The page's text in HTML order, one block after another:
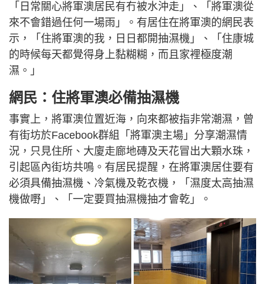
「日常關心將軍澳居民有冇被水沖走」、「將軍澳從
來不會錯過任何一場雨」。有居住在將軍澳的網民表
示，「住將軍澳的我，日日都開抽濕機」、「住康城
的時候每天都覺得身上黏糊糊，而且家裡極度潮
濕。」
網民：住將軍澳必備抽濕機
事實上，將軍澳位置近海，向來都被指非常潮濕，曾
有街坊於Facebook群組「將軍澳主場」分享潮濕情
況，只見住所、大廈走廊地磚及天花冒出大顆水珠，
引起區內街坊共鳴。有居民提醒，在將軍澳居住要有
必須具備抽濕機、冷氣機及乾衣機，「濕度太高抽濕
機做嘢」、「一定要買抽濕機抽才會乾」。